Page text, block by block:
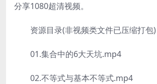
分享1080超清视频。
资源目录(非视频类文件已压缩打包)
01.集合中的6大天坑.mp4
02.不等式与基本不等式.mp4